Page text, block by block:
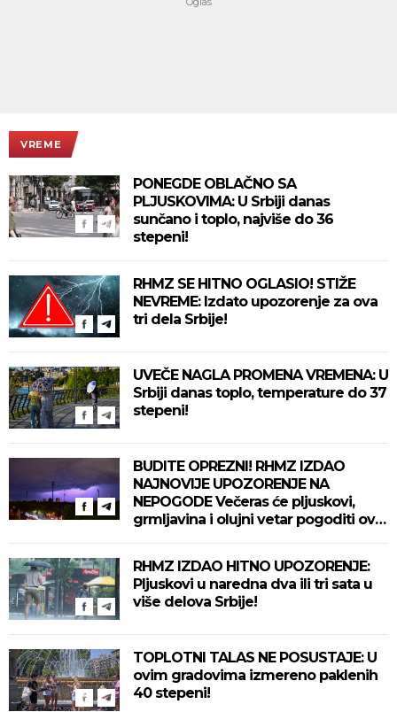
VREME
PONEGDE OBLAČNO SA
PLJUSKOVIMA: U Srbiji danas
sunčano i toplo, najviše do 36
stepeni!
RHMZ SE HITNO OGLASIO! STIŽE
NEVREME: Izdato upozorenje za ova
tri dela Srbije!
UVEČE NAGLA PROMENA VREMENA: U
Srbiji danas toplo, temperature do 37
stepeni!
BUDITE OPREZNI! RHMZ IZDAO
NAJNOVIJE UPOZORENJE NA
NEPOGODE Večeras će pljuskovi,
grmljavina i olujni vetar pogoditi ove
RHMZ IZDAO HITNO UPOZORENJE:
Pljuskovi u naredna dva ili tri sata u
više delova Srbije!
TOPLOTNI TALAS NE POSUSTAJE: U
ovim gradovima izmereno paklenih
40 stepeni!